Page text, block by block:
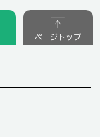
ページトップ